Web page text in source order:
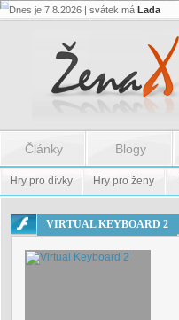
Flash.nazev
Flash.nazev
Dnes je 7.8.2026 | svátek má Lada
Články Blogy
Hry pro dívky Hry pro ženy
VIRTUAL KEYBOARD 2